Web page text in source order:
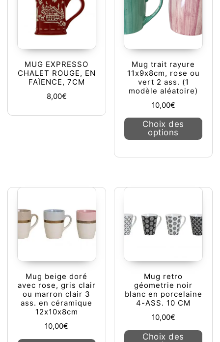
MUG EXPRESSO
CHALET ROUGE, EN
FAÏENCE, 7CM
8,00€
Mug trait rayure
11x9x8cm, rose ou
vert 2 ass. (1
modèle aléatoire)
10,00€
Choix des
options
Mug beige doré
avec rose, gris clair
ou marron clair 3
ass. en céramique
12x10x8cm
10,00€
Mug retro
géometrie noir
blanc en porcelaine
4-ASS. 10 CM
10,00€
Choix des